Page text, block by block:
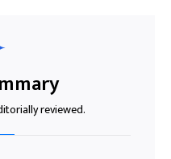
reviewed.